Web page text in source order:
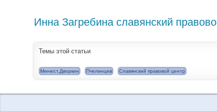
Инна Загребина славянский
Темы этой статьи
Минюст,Дворкин Пчелинцев Славянский правовой центр